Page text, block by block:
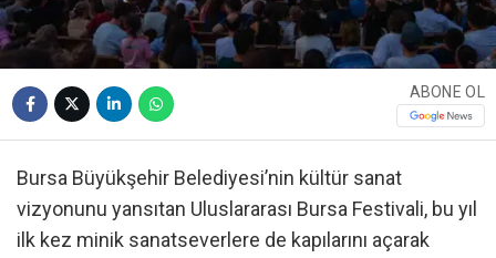
ABONE OL
Bursa Büyükşehir Belediyesi’nin kültür sanat
vizyonunu yansıtan Uluslararası Bursa Festivali, bu yıl
ilk kez minik sanatseverlere de kapılarını açarak